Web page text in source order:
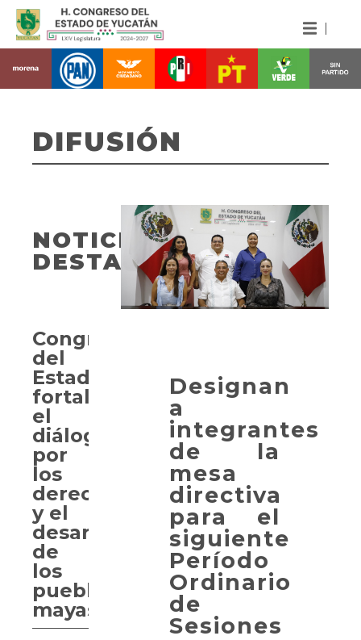
DIFUSIÓN
Designan
a
integrantes
de la
mesa
directiva
para el
siguiente
Período
Ordinario
de
Sesiones
NOTICIAS
DESTACADAS
Congreso
del
Estado
fortalece
el
diálogo
por
los
derechos
y el
desarrollo
de
los
pueblos
mayas